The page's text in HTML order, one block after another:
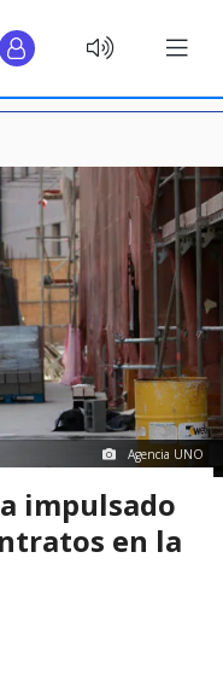
Agencia UNO
impulsado
en la